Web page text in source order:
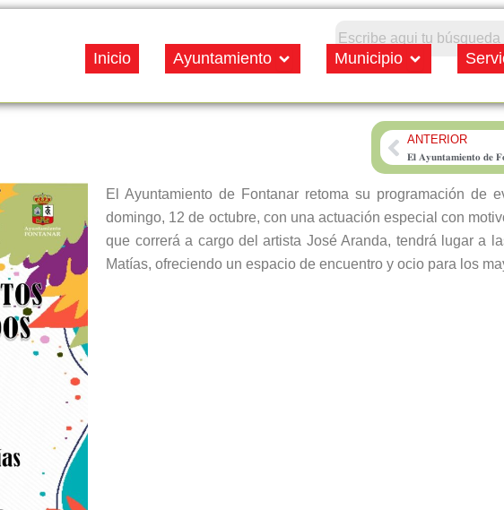
Inicio Ayuntamiento Open Ayuntamiento
Municipio Open
PrevANTERIOR
El Ayuntamiento de Fontanar retoma su programación de
domingo, 12 de octubre, con una actuación especial con
que correrá a cargo del artista José Aranda, tendrá lugar a
Matías, ofreciendo un espacio de encuentro y ocio para los